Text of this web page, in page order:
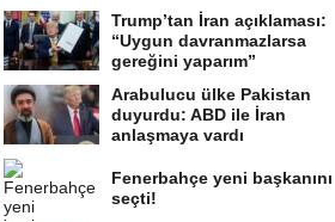
Trump’tan İran açıklaması:
“Uygun davranmazlarsa
gereğini yaparım”
Arabulucu ülke Pakistan
duyurdu: ABD ile İran
anlaşmaya vardı
Fenerbahçe yeni başkanını
seçti!